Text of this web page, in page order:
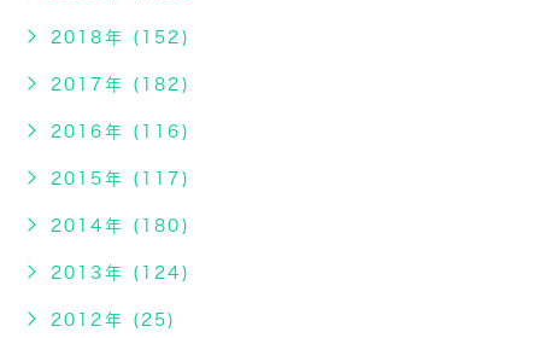
2018年 (152)
2017年 (182)
2016年 (116)
2015年 (117)
2014年 (180)
2013年 (124)
2012年 (25)